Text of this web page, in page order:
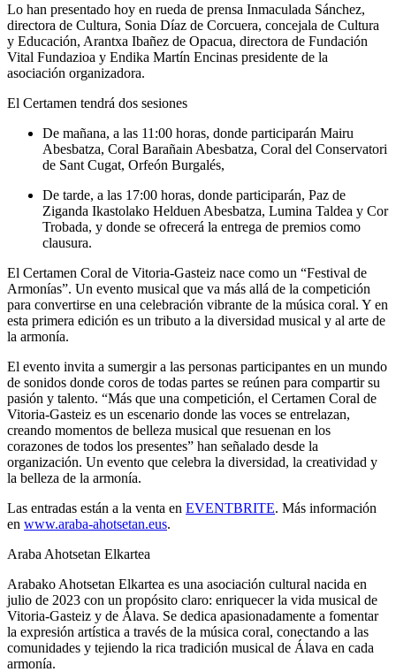
Lo han presentado hoy en rueda de prensa Inmaculada Sánchez,
directora de Cultura, Sonia Díaz de Corcuera, concejala de Cultura
y Educación, Arantxa Ibañez de Opacua, directora de Fundación
Vital Fundazioa y Endika Martín Encinas presidente de la
asociación organizadora.
El Certamen tendrá dos sesiones
De mañana, a las 11:00 horas, donde participarán Mairu
Abesbatza, Coral Barañain Abesbatza, Coral del Conservatori
de Sant Cugat, Orfeón Burgalés,
De tarde, a las 17:00 horas, donde participarán, Paz de
Ziganda Ikastolako Helduen Abesbatza, Lumina Taldea y Cor
Trobada, y donde se ofrecerá la entrega de premios como
clausura.
El Certamen Coral de Vitoria-Gasteiz nace como un “Festival de
Armonías”. Un evento musical que va más allá de la competición
para convertirse en una celebración vibrante de la música coral. Y en
esta primera edición es un tributo a la diversidad musical y al arte de
la armonía.
El evento invita a sumergir a las personas participantes en un mundo
de sonidos donde coros de todas partes se reúnen para compartir su
pasión y talento. “Más que una competición, el Certamen Coral de
Vitoria-Gasteiz es un escenario donde las voces se entrelazan,
creando momentos de belleza musical que resuenan en los
corazones de todos los presentes” han señalado desde la
organización. Un evento que celebra la diversidad, la creatividad y
la belleza de la armonía.
Las entradas están a la venta en EVENTBRITE. Más información
en www.araba-ahotsetan.eus.
Araba Ahotsetan Elkartea
Arabako Ahotsetan Elkartea es una asociación cultural nacida en
julio de 2023 con un propósito claro: enriquecer la vida musical de
Vitoria-Gasteiz y de Álava. Se dedica apasionadamente a fomentar
la expresión artística a través de la música coral, conectando a las
comunidades y tejiendo la rica tradición musical de Álava en cada
armonía.